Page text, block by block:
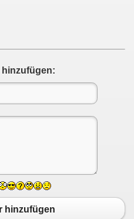
hinzufügen:
hinzufügen